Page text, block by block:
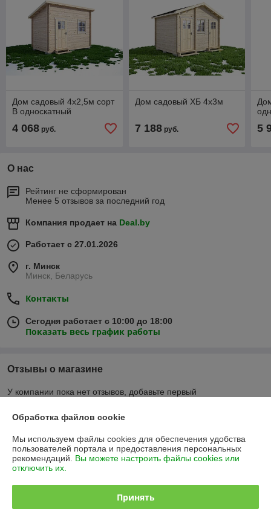
Дом садовый 4х2,5м сорт
В односкатный
4 068 руб.
Дом садовый ХБ 4х3м
7 188руб. 5
О нас
Рейтинг не сформирован
Менее 5 отзывов за последний год
Компания продает на Deal.by
Работает с 27.01.2026
г. Минск
Минск, Беларусь
Контакты
Сегодня работает с 10:00 до 18:00
Показать весь график работы
Отзывы о магазине
У компании пока нет отзывов, добавьте первый
Контакты
Доставка и оплата
Обработка файлов cookie
Мы используем файлы cookies для обеспечения удобства
пользователей портала и предоставления персональных
рекомендаций. Вы можете настроить файлы cookies или
отключить их.
Принять